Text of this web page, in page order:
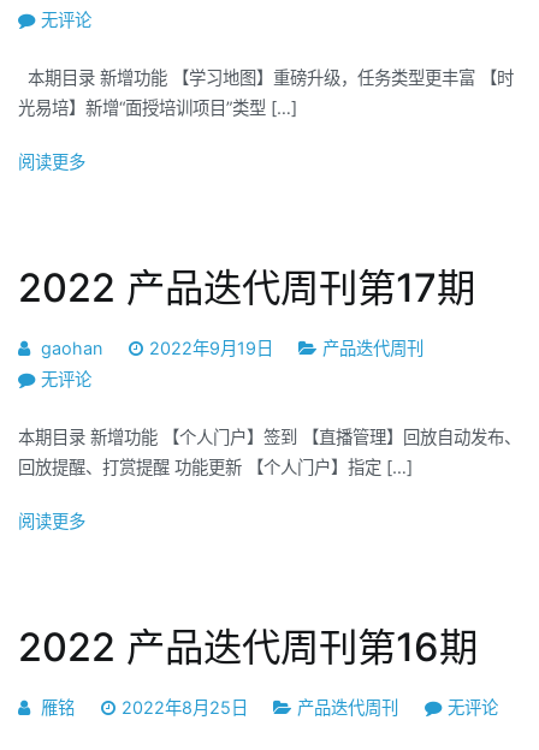
2022
品
迭
周
期
无评论
本期目录 新增功能 【学习地图】重磅升级，任务类型更丰富 【时
光易培】新增“面授培训项目”类型 […]
阅读更多
2022 产品迭代周刊第17期
gaohan 2022年9月19日
产品迭代周刊
2022
品
迭
周
期
无评论
本期目录 新增功能 【个人门户】签到 【直播管理】回放自动发布、
回放提醒、打赏提醒 功能更新 【个人门户】指定 […]
阅读更多
2022 产品迭代周刊第16期
雁铭 2022年8月25日 产品迭代周刊
2022
无评论